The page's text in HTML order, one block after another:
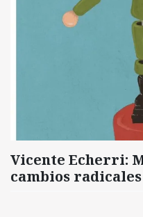
Vicente Echerri:
cambios radicales